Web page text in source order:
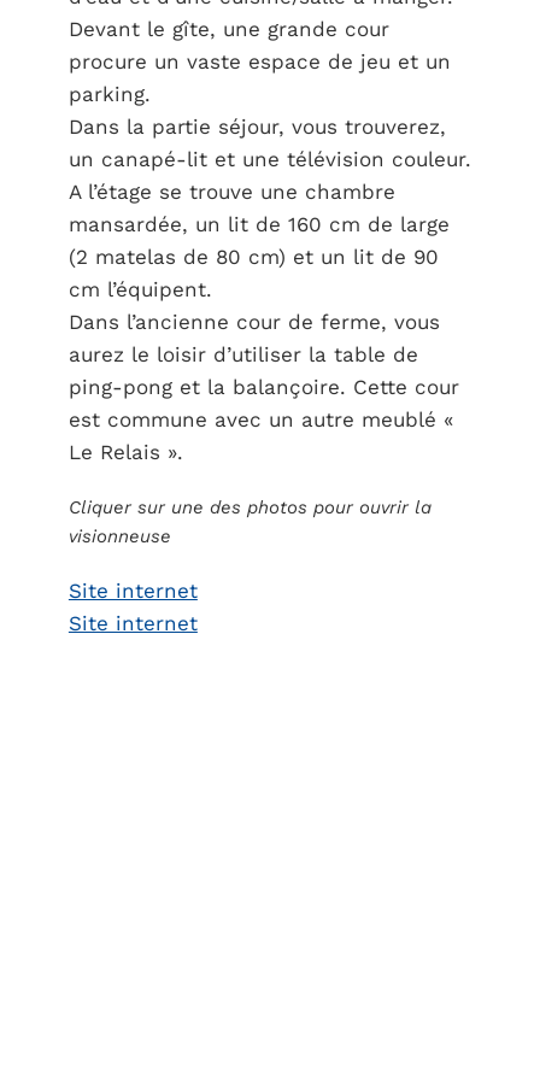
Devant le gîte, une grande cour
procure un vaste espace de jeu et un
parking.
Dans la partie séjour, vous trouverez,
un canapé-lit et une télévision couleur.
A l’étage se trouve une chambre
mansardée, un lit de 160 cm de large
(2 matelas de 80 cm) et un lit de 90
cm l’équipent.
Dans l’ancienne cour de ferme, vous
aurez le loisir d’utiliser la table de
ping-pong et la balançoire. Cette cour
est commune avec un autre meublé «
Le Relais ».
Cliquer sur une des photos pour ouvrir la
visionneuse
Site internet
Site internet